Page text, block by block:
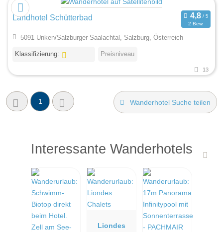
Landhotel Schütterbad
2 Bew.
5091 Unken/Salzburger Saalachtal, Salzburg, Österreich
Klassifizierung: Preisniveau
13
1 Wanderhotel Suche teilen
Interessante Wanderhotels
Liondes